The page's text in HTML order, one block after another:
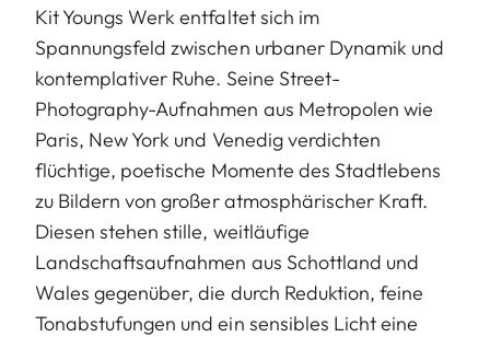
Kit Youngs Werk entfaltet sich im
Spannungsfeld zwischen urbaner Dynamik und
kontemplativer Ruhe. Seine Street-
Photography-Aufnahmen aus Metropolen wie
Paris, New York und Venedig verdichten
flüchtige, poetische Momente des Stadtlebens
zu Bildern von großer atmosphärischer Kraft.
Diesen stehen stille, weitläufige
Landschaftsaufnahmen aus Schottland und
Wales gegenüber, die durch Reduktion, feine
Tonabstufungen und ein sensibles Licht eine